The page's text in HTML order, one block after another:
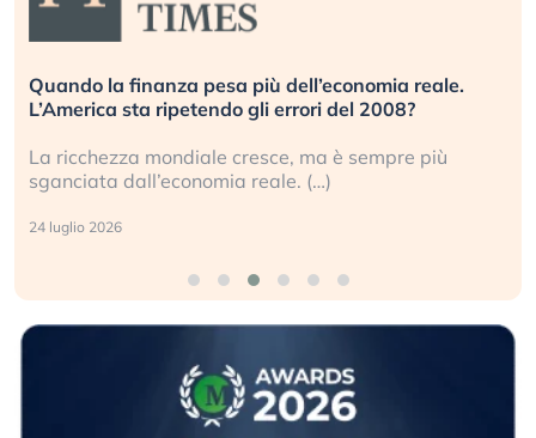
Quando la finanza pesa più dell’economia reale.
L’America sta ripetendo gli errori del 2008?
La ricchezza mondiale cresce, ma è sempre più
sganciata dall’economia reale. (…)
24 luglio 2026